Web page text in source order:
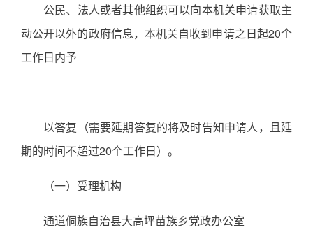
公民、法人或者其他组织可以向本机关申请获取主
动公开以外的政府信息，本机关自收到申请之日起20个
工作日内予
以答复（需要延期答复的将及时告知申请人，且延
期的时间不超过20个工作日）。
（一）受理机构
通道侗族自治县大高坪苗族乡党政办公室